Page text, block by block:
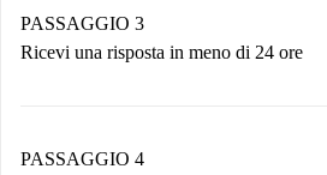
non accetta.
PASSAGGIO 3
Ricevi una risposta in meno di 24 ore
contatto con il proprietario.
PASSAGGIO 4